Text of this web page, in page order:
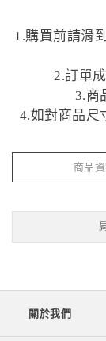
1.購買前請滑
2.訂單
3.商
4.如對商品尺
商品
關於我們